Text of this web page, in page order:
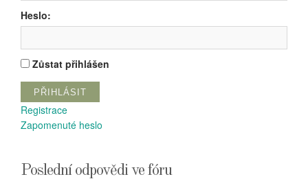
Heslo:
Zůstat přihlášen
PŘIHLÁSIT
Registrace
Zapomenuté heslo
Poslední odpovědi ve fóru